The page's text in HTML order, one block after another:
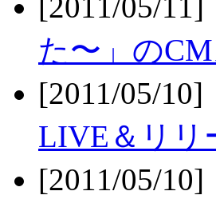
た〜」の
[2011/05/
LIVE＆リリ
[2011/05/